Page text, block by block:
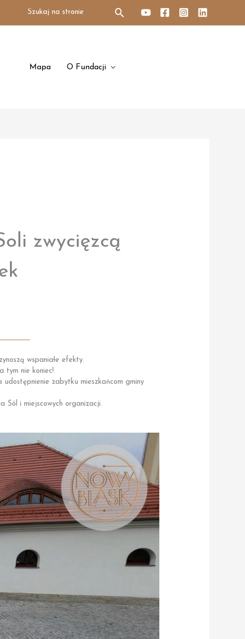
for:
Mapa O Fundacji
zwycięzcą
wspaniałe efekty.
tym nie koniec!
udostępnienie zabytku mieszkańcom gminy
Sól i miejscowych organizacji.